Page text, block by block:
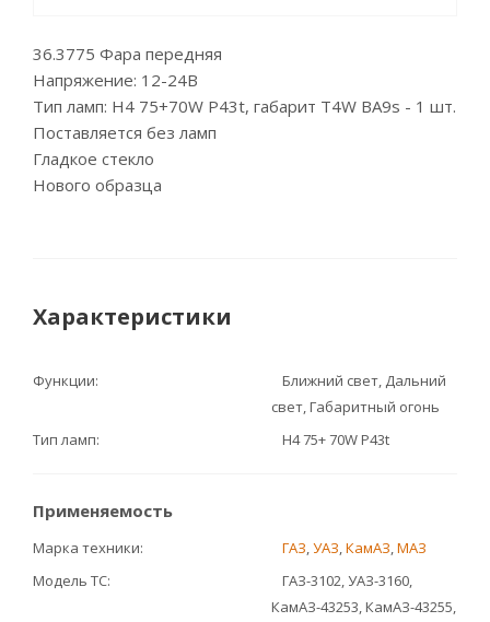
36.3775 Фара передняя
Напряжение: 12-24В
Тип ламп: Н4 75+70W P43t, габарит T4W BA9s - 1 шт.
Поставляется без ламп
Гладкое стекло
Нового образца
Характеристики
Функции
Ближний свет, Дальний
свет, Габаритный огонь
Тип ламп
Н4 75+ 70W P43t
Применяемость
Марка техники ГАЗ,УАЗ,КамАЗ,МАЗ
Модель ТС
ГАЗ-3102, УАЗ-3160,
КамАЗ-43253, КамАЗ-43255,